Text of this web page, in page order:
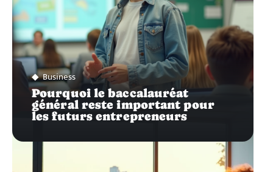
Business
Pourquoi le baccalauréat
général reste important pour
les futurs entrepreneurs